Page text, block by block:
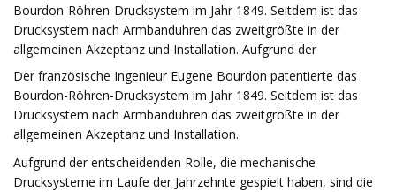
Bourdon-Röhren-Drucksystem im Jahr 1849. Seitdem ist das
Drucksystem nach Armbanduhren das zweitgrößte in der
allgemeinen Akzeptanz und Installation. Aufgrund der
Der französische Ingenieur Eugene Bourdon patentierte das
Bourdon-Röhren-Drucksystem im Jahr 1849. Seitdem ist das
Drucksystem nach Armbanduhren das zweitgrößte in der
allgemeinen Akzeptanz und Installation.
Aufgrund der entscheidenden Rolle, die mechanische
Drucksysteme im Laufe der Jahrzehnte gespielt haben, sind die